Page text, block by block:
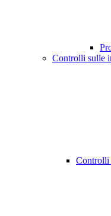
Controlli sulle
Controlli